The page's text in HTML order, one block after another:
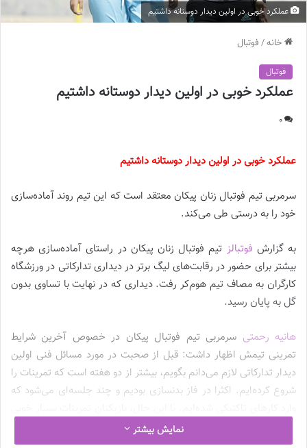
عملکرد خوبی در اولین دیدار دوستانه‌ داشتیم
خانه/ فوتبال
فوتبال
عملکرد خوبی در اولین دیدار دوستانه‌ داشتیم
0
عملکرد خوبی در اولین دیدار دوستانه‌ داشتیم
سرمربی تیم فوتبال زنان پیکان معتقد است که این تیم روند آماده‌سازی
خود را به درستی طی می‌کند.
به گزارش فوتبالز تیم فوتبال زنان پیکان در راستای آماده‌سازی هرچه
بیشتر برای حضور در رقابت‌های لیگ برتر در دیداری تدارکاتی در ورزشگاه
کارگران به مصاف تیم هوم‌کر رفت. دیداری که در نهایت با تساوی بدون
گل به پایان رسید.
هانیه رحمتی سرمربی تیم فوتبال پیکان در خصوص آخرین شرایط
تمرینی تیمش اظهار داشت: قبل از صحبت در مورد مسائل فنی اولین
دیدار تدارکاتی لازم می‌دانم بگویم، بیشتر از دو هفته است که تمرینات‌ را
شروع کرده‌ایم. اکثرا در فاز بدنسازی بودیم و چند جلسه‌ای می‌شود که
نمایش بیشتر